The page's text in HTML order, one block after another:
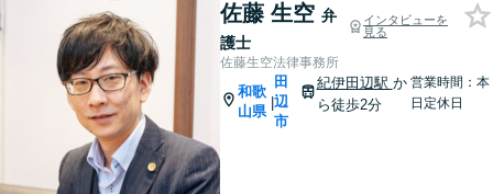
佐藤 生空 弁
護士
インタビューを
見る
佐藤生空法律事務所
和歌
山県
|
田
辺
市
紀伊田辺駅 か
ら徒歩2分
営業時間：本
日定休日